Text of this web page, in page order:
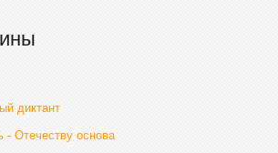
диктант
- Отечеству основа